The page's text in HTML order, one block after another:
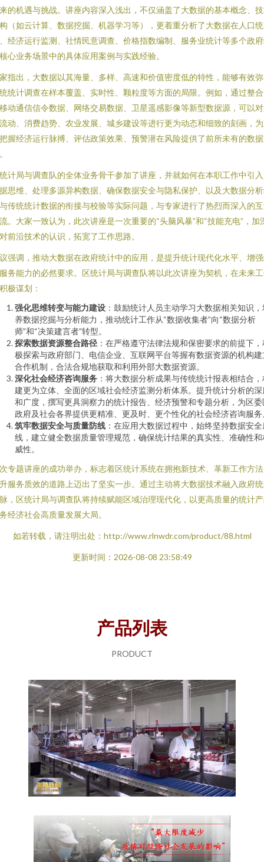
的机遇与挑战。讲座内容深入浅出，不仅涵盖了大数据的基本概念、
（如云计算、数据挖掘、机器学习等），更着重分析了大数据在人口统
经济运行监测、社情民意调查、价格指数编制、服务业统计等多个政
心业务场景中的具体应用案例与实践经验。
指出，大数据以其海量、多样、高速和价值密度低的特性，能够有效
统计调查在样本覆盖、实时性、颗粒度等方面的局限。例如，通过整
动通信信令数据、网络交易数据、卫星遥感影像等新型数据源，可以
动、消费趋势、农业发展、城乡建设等进行更为动态和细致的刻画，
握经济运行脉搏、评估政策效果、预警潜在风险提供了前所未有的数
计局与调查队的全体业务骨干参加了讲座，并就如何在本职工作中引
思维、处理多源异构数据、确保数据安全与隐私保护、以及大数据分
传统统计数据的衔接与校验等实际问题，与专家进行了热烈而深入的
。大家一致认为，此次讲座是一次重要的“头脑风暴”和“技能充电”，加
前沿技术的认识，拓宽了工作思路。
强调，推动大数据在政府统计中的应用，是提升统计现代化水平、增
务能力的必然要求。区统计局与调查队将以此次讲座为契机，在未来
极谋划：
强化思维转变与能力建设 ：鼓励统计人员主动学习大数据相关知识
养数据挖掘与分析能力，推动统计工作从“数据收集者”向“数据分析
师”和“决策建言者”转型。
探索数据资源整合路径 ：在严格遵守法律法规和保密要求的前提下
极探索与政府部门、电信企业、互联网平台等握有数据资源的机构建
合作机制，合法合规地获取和利用外部大数据资源。
深化社会经济咨询服务 ：将大数据分析成果与传统统计报表相结合
建更为立体、全面的区域社会经济监测分析体系。提升统计分析的深
和广度，撰写更具洞察力的统计报告、经济预警和专题分析，为区委
政府及社会各界提供更精准、更及时、更个性化的社会经济咨询服务
筑牢数据安全与质量防线 ：在应用大数据过程中，始终坚持数据安
线，建立健全数据质量管理规范，确保统计结果的真实性、准确性和
威性。
专题讲座的成功举办，标志着区统计系统在拥抱新技术、革新工作方
服务质效的道路上迈出了坚实一步。通过主动将大数据技术融入政府
，区统计局与调查队将持续赋能区域治理现代化，以更高质量的统计
经济社会高质量发展大局。
如若转载，请注明出处：http://www.rlnwdr.com/product/88.html
更新时间：2026-08-08 23:58:49
产品列表
PRODUCT